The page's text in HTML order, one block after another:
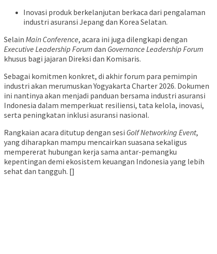
Inovasi produk berkelanjutan berkaca dari pengalaman
industri asuransi Jepang dan Korea Selatan.
Selain Main Conference, acara ini juga dilengkapi dengan
Executive Leadership Forum dan Governance Leadership Forum
khusus bagi jajaran Direksi dan Komisaris.
Sebagai komitmen konkret, di akhir forum para pemimpin
industri akan merumuskan Yogyakarta Charter 2026. Dokumen
ini nantinya akan menjadi panduan bersama industri asuransi
Indonesia dalam memperkuat resiliensi, tata kelola, inovasi,
serta peningkatan inklusi asuransi nasional.
Rangkaian acara ditutup dengan sesi Golf Networking Event,
yang diharapkan mampu mencairkan suasana sekaligus
mempererat hubungan kerja sama antar-pemangku
kepentingan demi ekosistem keuangan Indonesia yang lebih
sehat dan tangguh. []